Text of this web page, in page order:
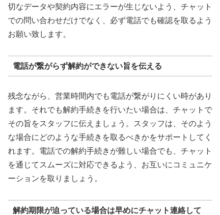
切なデータや契約内容にエラーが生じないよう、チャット
での問い合わせだけでなく、必ず電話でも確認を取るよう
お願い致します。
電話が繋がらず解約ができない旨を伝える
残念ながら、営業時間内でも電話が繋がりにくい時があり
ます。それでも解約手続きを行いたい場合は、チャットで
その旨をスタッフに伝えましょう。スタッフは、そのよう
な場合にどのような手続きを取るべきかをサポートしてく
れます。電話での解約手続きが難しい場合でも、チャット
を通じてスムーズに対応できるよう、お互いにコミュニケ
ーションを取りましょう。
解約期限が迫っている場合は早めにチャット連絡して